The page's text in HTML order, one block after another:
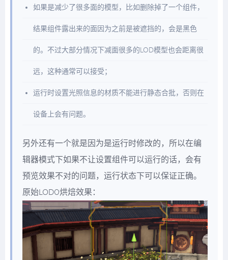
如果是减少了很多面的模型，比如删除掉了一个组件，
结果组件露出来的面因为之前是被遮挡的，会是黑色
的。不过大部分情况下减面很多的LOD模型也会距离很
远，这种通常可以接受；
运行时设置光照信息的材质不能进行静态合批，否则在
设备上会有问题。
另外还有一个就是因为是运行时修改的，所以在编
辑器模式下如果不让设置组件可以运行的话，会有
预览效果不对的问题，运行状态下可以保证正确。
原始LOD0烘焙效果：